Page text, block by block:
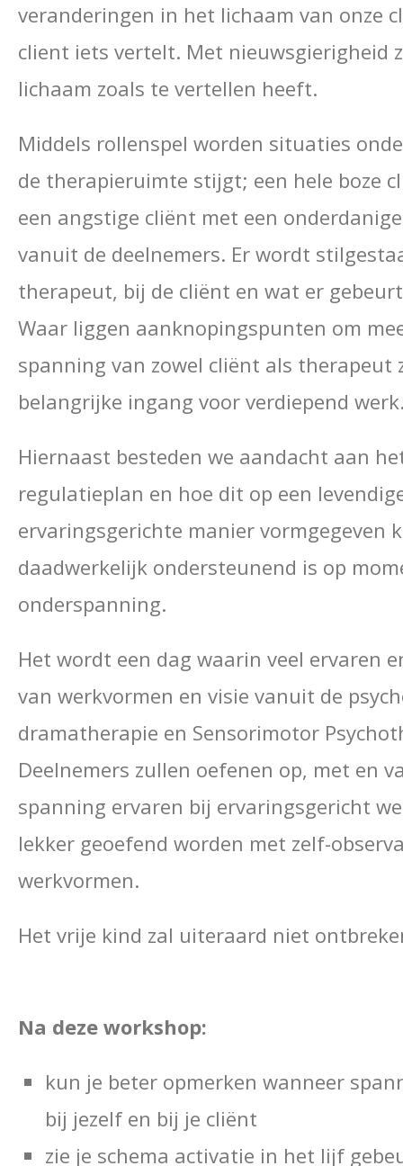
veranderingen in het lichaam van onze
client iets vertelt. Met nieuwsgierigheid
lichaam zoals te vertellen heeft.
Middels rollenspel worden situaties
de therapieruimte stijgt; een hele boze
een angstige cliënt met een
vanuit de deelnemers. Er wordt
therapeut, bij de cliënt en wat er
Waar liggen aanknopingspunten om
spanning van zowel cliënt als therapeut
belangrijke ingang voor verdiepend
Hiernaast besteden we aandacht aan
regulatieplan en hoe dit op een
ervaringsgerichte manier vormgegeven
daadwerkelijk ondersteunend is op
onderspanning.
Het wordt een dag waarin veel ervaren
van werkvormen en visie vanuit de
dramatherapie en Sensorimotor
Deelnemers zullen oefenen op, met en
spanning ervaren bij ervaringsgericht
lekker geoefend worden met zelf-
werkvormen.
Het vrije kind zal uiteraard niet
Na deze workshop:
kun je beter opmerken wanneer
bij jezelf en bij je cliënt
zie je schema activatie in het lijf